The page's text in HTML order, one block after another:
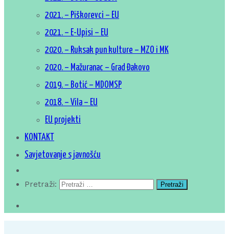
2021. – Piškorevci – EU
2021. – E-Upisi – EU
2020. – Ruksak pun kulture – MZO i MK
2020. – Mažuranac – Grad Đakovo
2019. – Botić – MDOMSP
2018. – Vila – EU
EU projekti
KONTAKT
Savjetovanje s javnošću
Pretraži: